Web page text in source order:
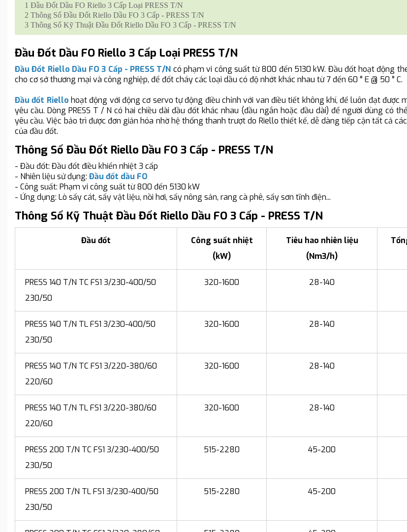
1 Đầu Đốt Dầu FO Riello 3 Cấp Loại PRESS T/N
2 Thông Số Đầu Đốt Riello Dầu FO 3 Cấp - PRESS T/N
3 Thông Số Kỹ Thuật Đầu Đốt Riello Dầu FO 3 Cấp - PRESS T/N
Đầu Đốt Dầu FO Riello 3 Cấp Loại PRESS T/N
Đầu Đốt Riello Dầu FO 3 Cấp - PRESS T/N có phạm vi công suất từ 800 đến 5130 kW. Đầu đốt hoạt động
cho cơ sở thương mại và công nghiệp, để đốt cháy các loại dầu có độ nhớt khác nhau từ 7 đến 60 ° E @ 50 ° C.
Đầu đốt Riello hoạt động với động cơ servo tự động điều chỉnh với van điều tiết không khí, để luôn đạt được
yêu cầu. Dòng PRESS T / N có hai chiều dài đầu đốt khác nhau (đầu ngắn hoặc đầu dài) để người dùng có
yêu cầu. Việc bảo trì được đơn giản hóa nhờ hệ thống thanh trượt do Riello thiết kế, dễ dàng tiếp cận tất cả
của đầu đốt.
Thông Số Đầu Đốt Riello Dầu FO 3 Cấp - PRESS T/N
- Đầu đốt: Đầu đốt điều khiển nhiệt 3 cấp
- Nhiên liệu sử dụng: Đầu đốt dầu FO
- Công suất: Phạm vi công suất từ 800 đến 5130 kW
- Ứng dụng: Lò sấy cát, sấy vật liệu, nồi hơi, sấy nông sản, rang cà phê, sấy sơn tĩnh điện...
Thông Số Kỹ Thuật Đầu Đốt Riello Dầu FO 3 Cấp - PRESS T/N
Đầu đốt
Công suất nhiệt
(kW)
Tiêu hao nhiên liệu
(Nm3/h)
PRESS 140 T/N TC FS1 3/230-400/50
230/50
320-1600 28-140
PRESS 140 T/N TL FS1 3/230-400/50
230/50
320-1600 28-140
PRESS 140 T/N TC FS1 3/220-380/60
220/60
320-1600 28-140
PRESS 140 T/N TL FS1 3/220-380/60
220/60
320-1600 28-140
PRESS 200 T/N TC FS1 3/230-400/50
230/50
515-2280 45-200
PRESS 200 T/N TL FS1 3/230-400/50
230/50
515-2280 45-200